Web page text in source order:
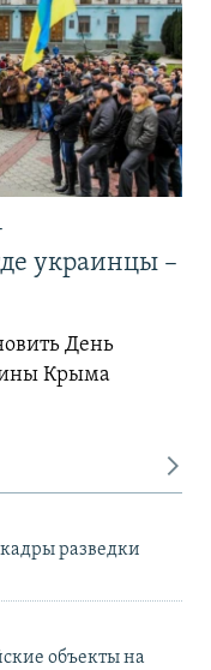
украинцы –
День
Крыма
разведки
объекты на